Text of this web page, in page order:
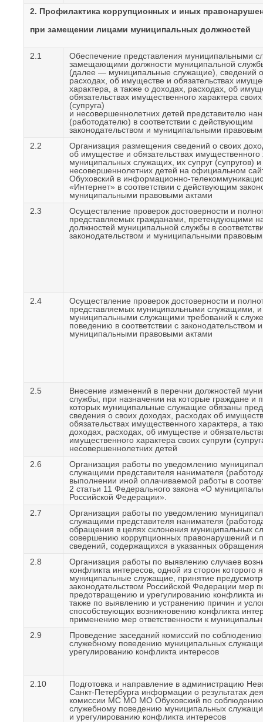
2. Профилактика коррупционных и иных
при замещении лицами муниципальных должностей
2.1
Обеспечение представления муниципальными
замещающими должности муниципальной
(далее — муниципальные служащие), сведений
расходах, об имуществе и обязательствах
характера, а также о доходах, расходах, об
обязательствах имущественного характера своих
(супруга)
и несовершеннолетних детей представителю
(работодателю) в соответствии с действующим
законодательством и муниципальными
2.2
Организация размещения сведений о своих
об имуществе и обязательствах имущественного
муниципальных служащих, их супруг (супругов) и
несовершеннолетних детей на официальном
Обуховский в информационно-
«Интернет» в соответствии с действующим
муниципальными правовыми актами
2.3
Осуществление проверок достоверности и
представляемых гражданами, претендующими
должностей муниципальной службы в
законодательством и муниципальными
2.4
Осуществление проверок достоверности и
представляемых муниципальными служащими,
муниципальными служащими требований к
поведению в соответствии с законодательством и
муниципальными правовыми актами
2.5
Внесение изменений в перечни должностей
службы, при назначении на которые граждане и
которых муниципальные служащие обязаны
сведения о своих доходах, расходах об
обязательствах имущественного характера, а
доходах, расходах, об имуществе и
имущественного характера своих супруги
несовершеннолетних детей
2.6
Организация работы по уведомлению
служащими представителя нанимателя
выполнении иной оплачиваемой работы в
2 статьи 11 Федерального закона «О
Российской Федерации».
2.7
Организация работы по уведомлению
служащими представителя нанимателя
обращения в целях склонения муниципальных
совершению коррупционных правонарушений и
сведений, содержащихся в указанных
2.8
Организация работы по выявлению случаев
конфликта интересов, одной из сторон которого
муниципальные служащие, принятие
законодательством Российской Федерации мер
предотвращению и урегулированию конфликта
также по выявлению и устранению причин и
способствующих возникновению конфликта
применению мер ответственности к
2.9
Проведение заседаний комиссий по соблюдению
служебному поведению муниципальных
урегулированию конфликта интересов
2.10
Подготовка и направление в администрацию
Санкт-Петербурга информации о результатах
комиссии МС МО МО Обуховский по соблюдению
служебному поведению муниципальных
и урегулированию конфликта интересов